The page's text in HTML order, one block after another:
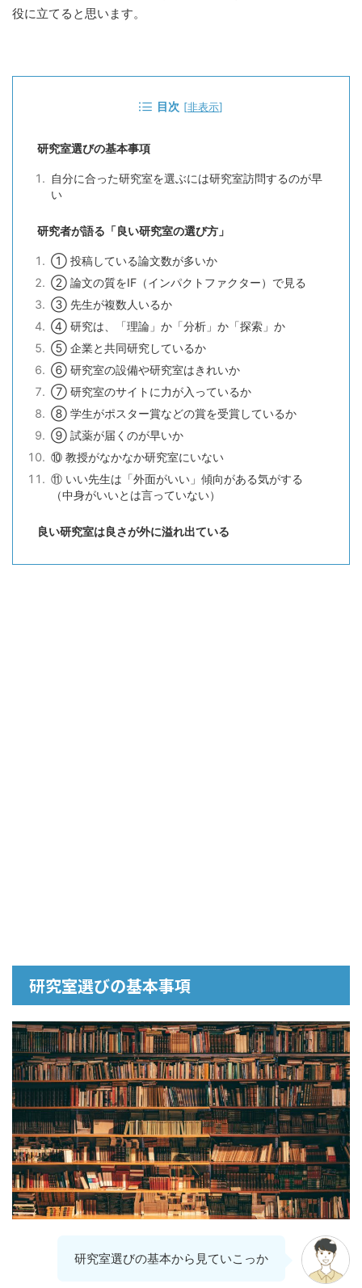
役に立てると思います。
目次 [非表示]
研究室選びの基本事項
自分に合った研究室を選ぶには研究室訪問するのが早
い
研究者が語る「良い研究室の選び方」
① 投稿している論文数が多いか
② 論文の質をIF（インパクトファクター）で見る
③ 先生が複数人いるか
④ 研究は、「理論」か「分析」か「探索」か
⑤ 企業と共同研究しているか
⑥ 研究室の設備や研究室はきれいか
⑦ 研究室のサイトに力が入っているか
⑧ 学生がポスター賞などの賞を受賞しているか
⑨ 試薬が届くのが早いか
⑩ 教授がなかなか研究室にいない
⑪ いい先生は「外面がいい」傾向がある気がする
（中身がいいとは言っていない）
良い研究室は良さが外に溢れ出ている
研究室選びの基本事項
研究室選びの基本から見ていこっか